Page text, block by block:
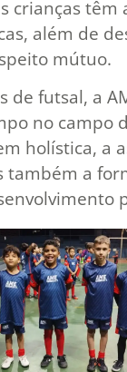
crianças
além de
mútuo.
de futsal, a
no campo
holística, a
também a